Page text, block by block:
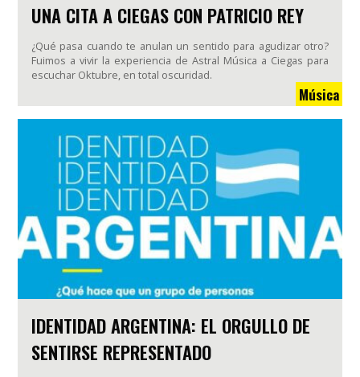
UNA CITA A CIEGAS CON PATRICIO REY
¿Qué pasa cuando te anulan un sentido para agudizar otro?
Fuimos a vivir la experiencia de Astral Música a Ciegas para
escuchar Oktubre, en total oscuridad.
Música
IDENTIDAD ARGENTINA: EL ORGULLO DE
SENTIRSE REPRESENTADO